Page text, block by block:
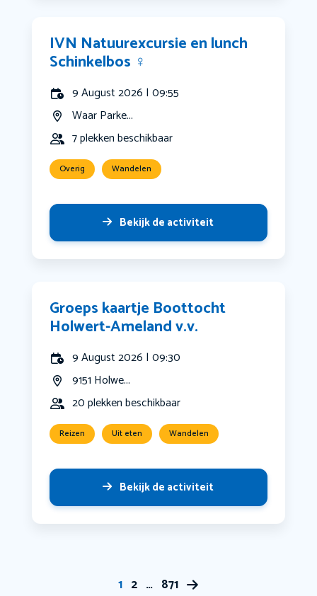
IVN Natuurexcursie en lunch
Schinkelbos ‍♀️
9 August 2026 | 09:55
Waar Parke...
7 plekken beschikbaar
Overig Wandelen
Bekijk de activiteit
Groeps kaartje Boottocht
Holwert-Ameland v.v.
9 August 2026 | 09:30
9151 Holwe...
20 plekken beschikbaar
Reizen Uit eten Wandelen
Bekijk de activiteit
1 2 … 871